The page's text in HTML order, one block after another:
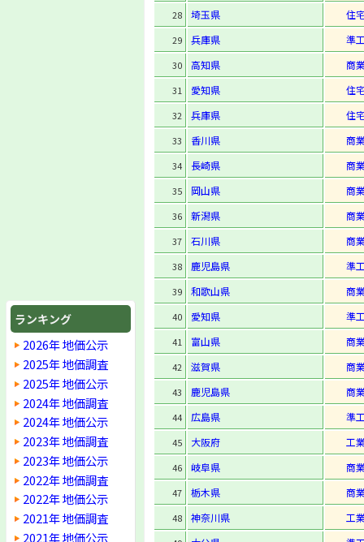
ランキング
2026年 地価公示
2025年 地価調査
2025年 地価公示
2024年 地価調査
2024年 地価公示
2023年 地価調査
2023年 地価公示
2022年 地価調査
2022年 地価公示
2021年 地価調査
2021年 地価公示
28 埼玉県 住
29 兵庫県 準
30 高知県 商
31 愛知県 住
32 兵庫県 住
33 香川県 商
34 長崎県 商
35 岡山県 商
36 新潟県 商
37 石川県 商
38 鹿児島県 準
39 和歌山県 商
40 愛知県 準
41 富山県 商
42 滋賀県 商
43 鹿児島県 商
44 広島県 準
45 大阪府 工
46 岐阜県 商
47 栃木県 商
48 神奈川県 工